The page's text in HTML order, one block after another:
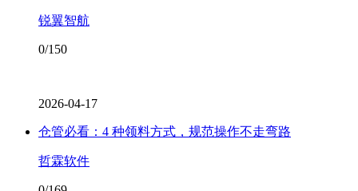
锐翼智航
0/150
2026-04-17
仓管必看：4 种领料方式，规范操作不走弯路
哲霖软件